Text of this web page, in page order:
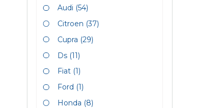
Audi (54)
Citroen (37)
Cupra (29)
Ds (11)
Fiat (1)
Ford (1)
Honda (8)